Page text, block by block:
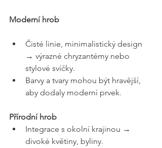
Moderní hrob
Čisté linie, minimalistický design
→ výrazné chryzantémy nebo
stylové svíčky.
Barvy a tvary mohou být hravější,
aby dodaly moderní prvek.
Přírodní hrob
Integrace s okolní krajinou →
divoké květiny, byliny.